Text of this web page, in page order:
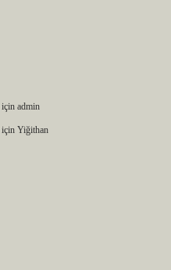
için admin
için Yiğithan